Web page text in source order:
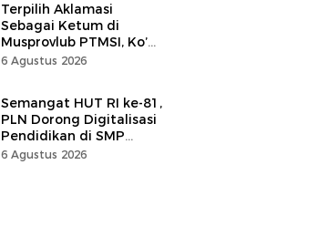
Terpilih Aklamasi
Sebagai Ketum di
Musprovlub PTMSI, Ko’
Alfrets Rumawas Siap
6 Agustus 2026
Semangat HUT RI ke-81,
PLN Dorong Digitalisasi
Pendidikan di SMP
Negeri 1 Palu Lewat
6 Agustus 2026